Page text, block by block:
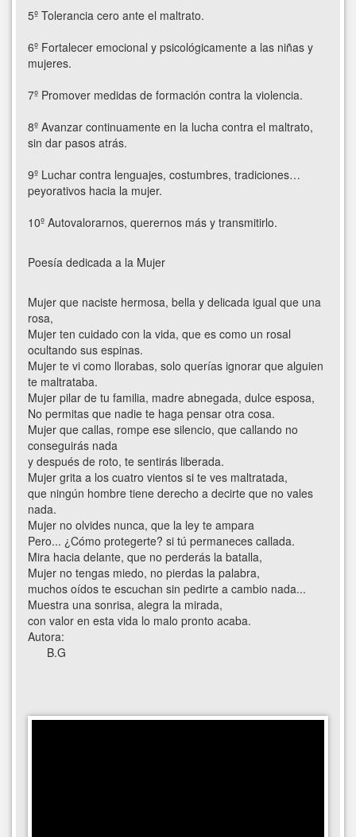
5º Tolerancia cero ante el maltrato.
6º Fortalecer emocional y psicológicamente a las niñas y
mujeres.
7º Promover medidas de formación contra la violencia.
8º Avanzar continuamente en la lucha contra el maltrato,
sin dar pasos atrás.
9º Luchar contra lenguajes, costumbres, tradiciones…
peyorativos hacia la mujer.
10º Autovalorarnos, querernos más y transmitirlo.
Poesía dedicada a la Mujer
Mujer que naciste hermosa, bella y delicada igual que una
rosa,
Mujer ten cuidado con la vida, que es como un rosal
ocultando sus espinas.
Mujer te vi como llorabas, solo querías ignorar que alguien
te maltrataba.
Mujer pilar de tu familia, madre abnegada, dulce esposa,
No permitas que nadie te haga pensar otra cosa.
Mujer que callas, rompe ese silencio, que callando no
conseguirás nada
y después de roto, te sentirás liberada.
Mujer grita a los cuatro vientos si te ves maltratada,
que ningún hombre tiene derecho a decirte que no vales
nada.
Mujer no olvides nunca, que la ley te ampara
Pero... ¿Cómo protegerte? si tú permaneces callada.
Mira hacia delante, que no perderás la batalla,
Mujer no tengas miedo, no pierdas la palabra,
muchos oídos te escuchan sin pedirte a cambio nada...
Muestra una sonrisa, alegra la mirada,
con valor en esta vida lo malo pronto acaba.
Autora:
B.G